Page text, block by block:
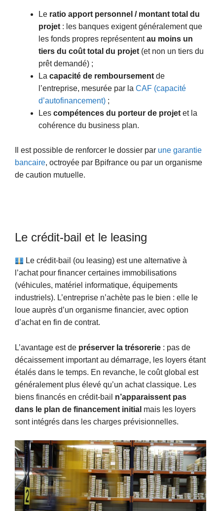
Le ratio apport personnel / montant total du
projet : les banques exigent généralement que
les fonds propres représententau moins un
tiers du coût total du projet (et non un tiers du
prêt demandé) ;
La capacité de remboursement de
l’entreprise, mesurée par la CAF (capacité
d’autofinancement) ;
Les compétences du porteur de projet et la
cohérence du business plan.
Il est possible de renforcer le dossier par une garantie
bancaire, octroyée par Bpifrance ou par un organisme
de caution mutuelle.
Le crédit-bail et le leasing
Le crédit-bail (ou leasing) est une alternative à
l’achat pour financer certaines immobilisations
(véhicules, matériel informatique, équipements
industriels). L’entreprise n’achète pas le bien : elle le
loue auprès d’un organisme financier, avec option
d’achat en fin de contrat.
L’avantage est de préserver la trésorerie : pas de
décaissement important au démarrage, les loyers étant
étalés dans le temps. En revanche, le coût global est
généralement plus élevé qu’un achat classique. Les
biens financés en crédit-bail n’apparaissent pas
dans le plan de financement initial mais les loyers
sont intégrés dans les charges prévisionnelles.